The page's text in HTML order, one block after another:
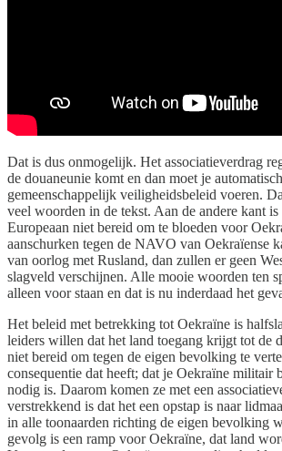
Dat is dus onmogelijk. Het associatieverdrag
de douaneunie komt en dan moet je
gemeenschappelijk veiligheidsbeleid voeren.
veel woorden in de tekst. Aan de andere kant
Europeaan niet bereid om te bloeden voor
aanschurken tegen de NAVO van Oekraïense
van oorlog met Rusland, dan zullen er geen
slagveld verschijnen. Alle mooie woorden ten
alleen voor staan en dat is nu inderdaad het
Het beleid met betrekking tot Oekraïne is
leiders willen dat het land toegang krijgt tot de
niet bereid om tegen de eigen bevolking te
consequentie dat heeft; dat je Oekraïne militair
nodig is. Daarom komen ze met een
verstrekkend is dat het een opstap is naar
in alle toonaarden richting de eigen bevolking
gevolg is een ramp voor Oekraïne, dat land